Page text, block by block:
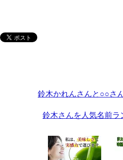
鈴木かれんさんと○○さ
鈴木さんを人気名前ラ